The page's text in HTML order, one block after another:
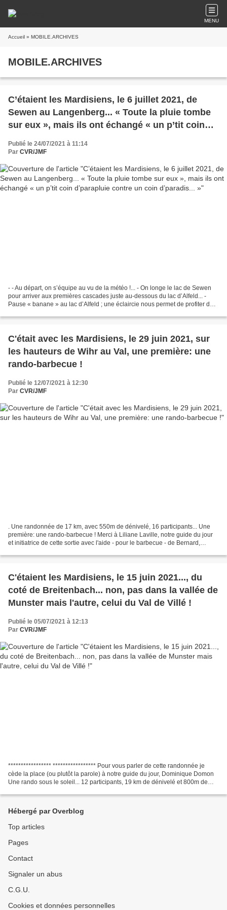
MENU
Accueil » MOBILE.ARCHIVES
MOBILE.ARCHIVES
C’étaient les Mardisiens, le 6 juillet 2021, de
Sewen au Langenberg... « Toute la pluie tombe
sur eux », mais ils ont échangé « un p’tit coin
d’parapluie contre un coin d’paradis... »
Publié le 24/07/2021 à 11:14
Par CVR/JMF
- - Au départ, on s’équipe au vu de la météo !... - On longe le lac de Sewen
pour arriver aux premières cascades juste au-dessous du lac d’Alfeld... -
Pause « banane » au lac d’Alfeld ; une éclaircie nous permet de profiter de
C'était avec les Mardisiens, le 29 juin 2021, sur
les hauteurs de Wihr au Val, une première: une
rando-barbecue !
Publié le 12/07/2021 à 12:30
Par CVR/JMF
. Une randonnée de 17 km, avec 550m de dénivelé, 16 participants... Une
première: une rando-barbecue ! Merci à Liliane Laville, notre guide du jour
et initiatrice de cette sortie avec l'aide - pour le barbecue - de Bernard,
C'étaient les Mardisiens, le 15 juin 2021..., du
coté de Breitenbach... non, pas dans la vallée de
Munster mais l'autre, celui du Val de Villé !
Publié le 05/07/2021 à 12:13
Par CVR/JMF
***************** ***************** Pour vous parler de cette randonnée je
cède la place (ou plutôt la parole) à notre guide du jour, Dominique Domon
Une rando sous le soleil... 12 participants, 19 km de dénivelé et 800m de
Hébergé par Overblog
Top articles
Pages
Contact
Signaler un abus
C.G.U.
Cookies et données personnelles